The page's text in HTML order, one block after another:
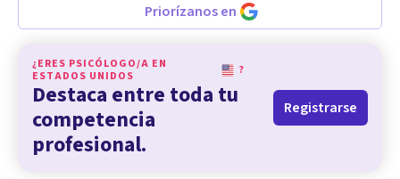
Priorízanos en
¿ERES PSICÓLOGO/A EN
ESTADOS UNIDOS
?
Destaca entre toda tu
competencia
profesional.
Registrarse